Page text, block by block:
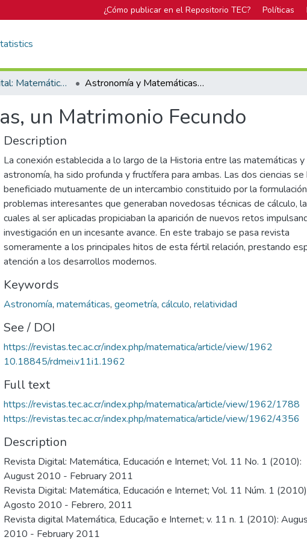
¿Cómo publicar en el Repositorio TEC? Políticas
Revista Digital: Matemática, Educación e Internet Astronomía y Matemáticas, un Matrimonio Fecundo
un Matrimonio Fecundo
Description
La conexión establecida a lo largo de la Historia entre las matemáticas y
astronomía, ha sido profunda y fructífera para ambas. Las dos ciencias se
beneficiado mutuamente de un intercambio constituido por la
problemas interesantes que generaban novedosas técnicas de cálculo,
cuales al ser aplicadas propiciaban la aparición de nuevos retos
investigación en un incesante avance. En este trabajo se pasa revista
someramente a los principales hitos de esta fértil relación, prestando
atención a los desarrollos modernos.
Keywords
Astronomía, matemáticas, geometría, cálculo, relatividad
See / DOI
https://revistas.tec.ac.cr/index.php/matematica/article/view/1962
10.18845/rdmei.v11i1.1962
Full text
https://revistas.tec.ac.cr/index.php/matematica/article/view/1962/1788
https://revistas.tec.ac.cr/index.php/matematica/article/view/1962/4356
Description
Revista Digital: Matemática, Educación e Internet; Vol. 11 No. 1 (2010):
August 2010 - February 2011
Revista Digital: Matemática, Educación e Internet; Vol. 11 Núm. 1
Agosto 2010 - Febrero, 2011
Revista digital Matemática, Educação e Internet; v. 11 n. 1 (2010):
2010 - February 2011